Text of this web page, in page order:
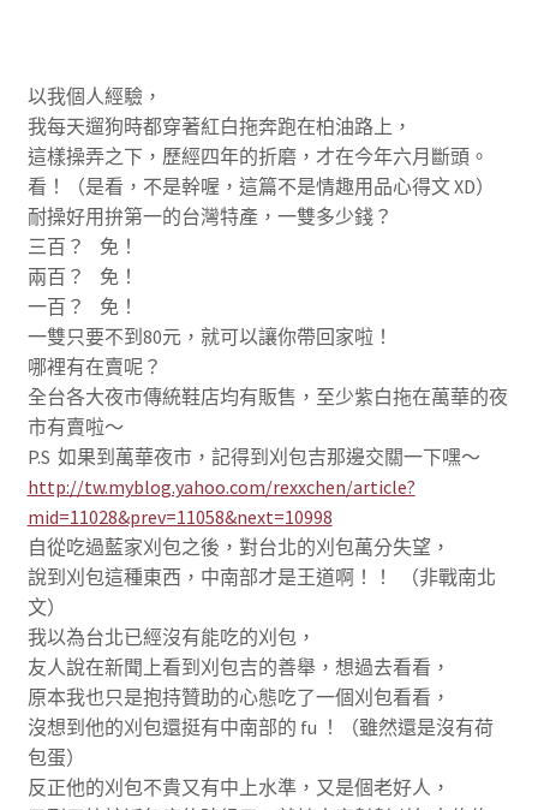
以我個人經驗，
我每天遛狗時都穿著紅白拖奔跑在柏油路上，
這樣操弄之下，歷經四年的折磨，才在今年六月斷頭。
看！（是看，不是幹喔，這篇不是情趣用品心得文 XD）
耐操好用拚第一的台灣特產，一雙多少錢？
三百？ 免！
兩百？ 免！
一百？ 免！
一雙只要不到80元，就可以讓你帶回家啦！
哪裡有在賣呢？
全台各大夜市傳統鞋店均有販售，至少紫白拖在萬華的夜
市有賣啦～
P.S 如果到萬華夜市，記得到刈包吉那邊交關一下嘿～
http://tw.myblog.yahoo.com/rexxchen/article?
mid=11028&prev=11058&next=10998
自從吃過藍家刈包之後，對台北的刈包萬分失望，
說到刈包這種東西，中南部才是王道啊！！ （非戰南北
文）
我以為台北已經沒有能吃的刈包，
友人說在新聞上看到刈包吉的善舉，想過去看看，
原本我也只是抱持贊助的心態吃了一個刈包看看，
沒想到他的刈包還挺有中南部的 fu ！（雖然還是沒有荷
包蛋）
反正他的刈包不貴又有中上水準，又是個老好人，